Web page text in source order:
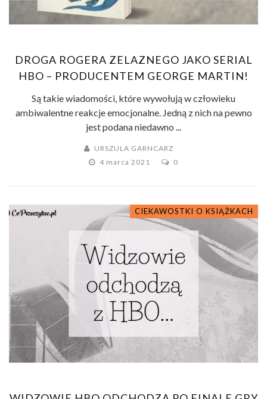
DROGA ROGERA ZELAZNEGO JAKO SERIAL
HBO – PRODUCENTEM GEORGE MARTIN!
Są takie wiadomości, które wywołują w człowieku
ambiwalentne reakcje emocjonalne. Jedną z nich na pewno
jest podana niedawno ...
URSZULA GARNCARZ
4 marca 2021
0
CIEKAWOSTKI O KSIĄŻKACH